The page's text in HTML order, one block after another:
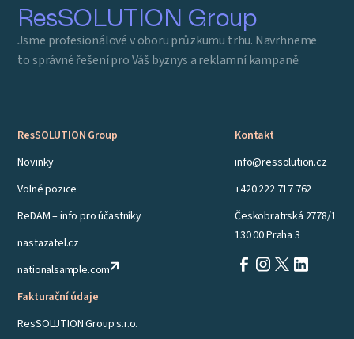
ResSOLUTION Group
Jsme profesionálové v oboru průzkumu trhu. Navrhneme
to správné řešení pro Váš byznys a reklamní kampaně.
ResSOLUTION Group
Novinky
Volné pozice
ReDAM – info pro účastníky
nastazatel.cz
nationalsample.com
Kontakt
info@ressolution.cz
+420 222 717 762
Českobratrská 2778/1
130 00 Praha 3
Fakturační údaje
ResSOLUTION Group s.r.o.